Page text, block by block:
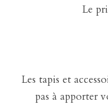
Le
Les tapis et
pas à apporter